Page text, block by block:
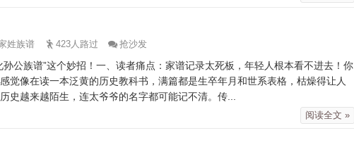
姓族谱 423人路过 抢沙发
公族谱”这个妙招！一、读者痛点：家谱记录太死板，年轻人根本看不进去！你
觉像在读一本泛黄的历史教科书，满篇都是生卒年月和世系表格，枯燥得让人
史越来越陌生，连太爷爷的名字都可能记不清。传...
阅读全文 »